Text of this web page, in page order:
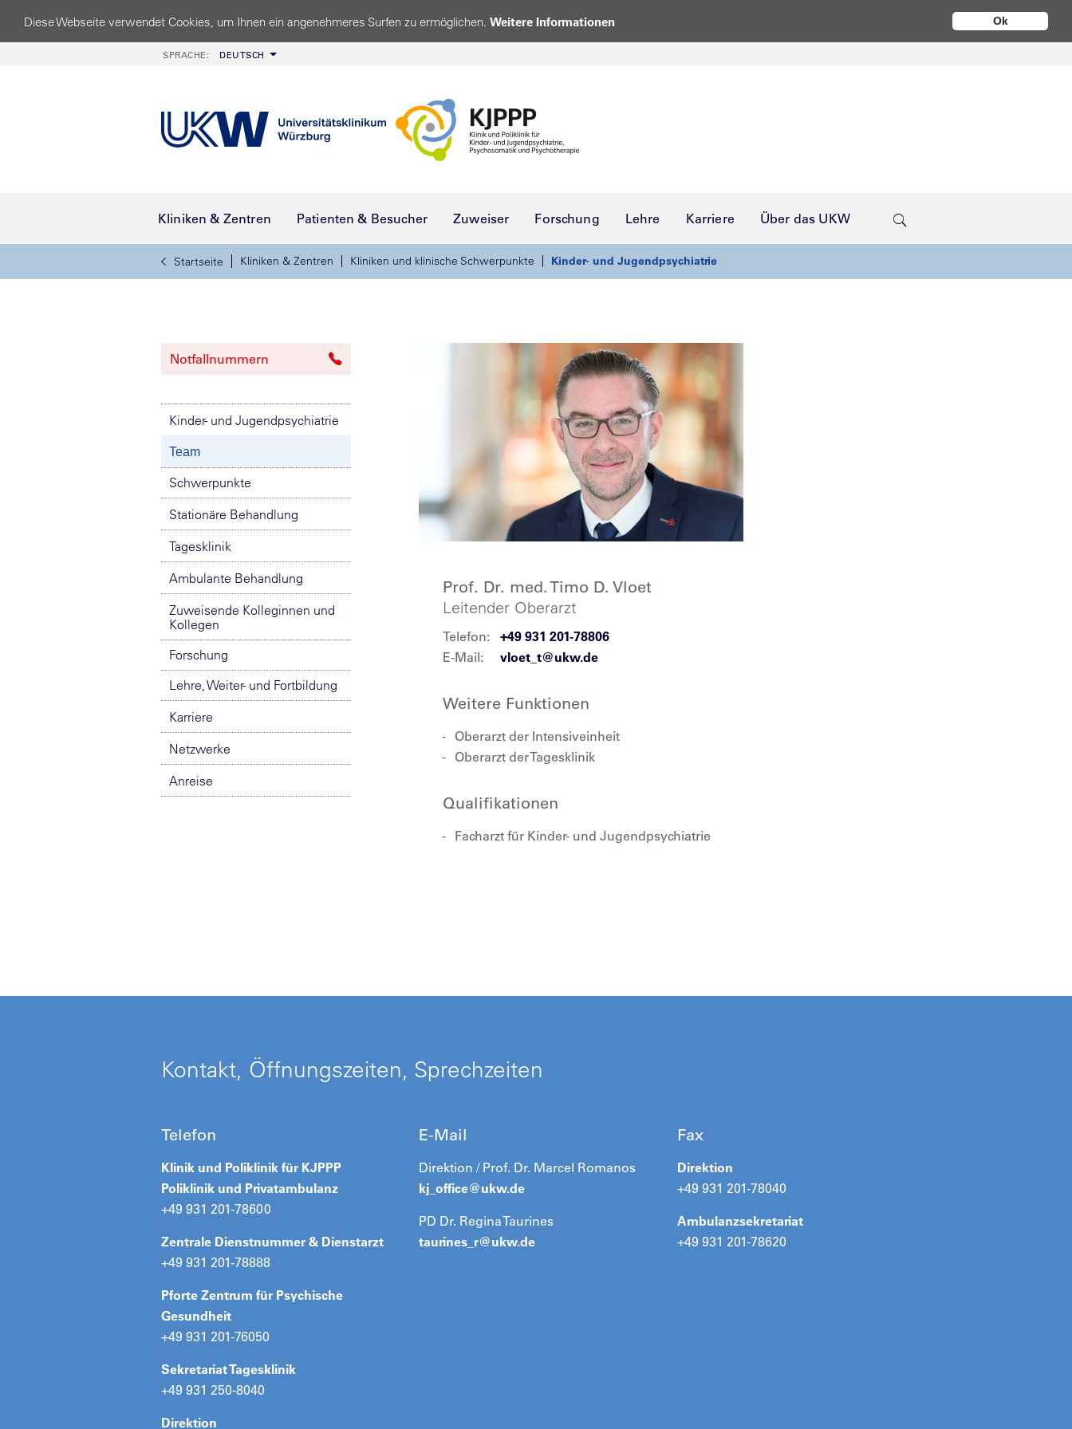
Ok
Diese Webseite verwendet Cookies, um Ihnen ein angenehmeres Surfen zu ermöglichen. Weitere Informationen
SPRACHE: DEUTSCH
Kliniken & Zentren Patienten & Besucher Zuweiser Forschung Lehre Karriere Über das UKW
Startseite Kliniken & Zentren Kliniken und klinische Schwerpunkte Kinder- und Jugendpsychiatrie
Notfallnummern
Kinder- und Jugendpsychiatrie
Team
Schwerpunkte
Stationäre Behandlung
Tagesklinik
Ambulante Behandlung
Zuweisende Kolleginnen und
Kollegen
Forschung
Lehre, Weiter- und Fortbildung
Karriere
Netzwerke
Anreise
Prof. Dr. med. Timo D. Vloet
Leitender Oberarzt
Telefon:
+49 931 201-78806
E-Mail:
vloet_t@ukw.de
Weitere Funktionen
Oberarzt der Intensiveinheit
Oberarzt der Tagesklinik
Qualifikationen
Facharzt für Kinder- und Jugendpsychiatrie
Kontakt, Öffnungszeiten, Sprechzeiten
Telefon
Klinik und Poliklinik für KJPPP
Poliklinik und Privatambulanz
+49 931 201-78600
Zentrale Dienstnummer & Dienstarzt
+49 931 201-78888
Pforte Zentrum für Psychische
Gesundheit
+49 931 201-76050
Sekretariat Tagesklinik
+49 931 250-8040
Direktion
E-Mail
Direktion / Prof. Dr. Marcel Romanos
kj_office@ukw.de
PD Dr. Regina Taurines
taurines_r@ukw.de
Fax
Direktion
+49 931 201-78040
Ambulanzsekretariat
+49 931 201-78620